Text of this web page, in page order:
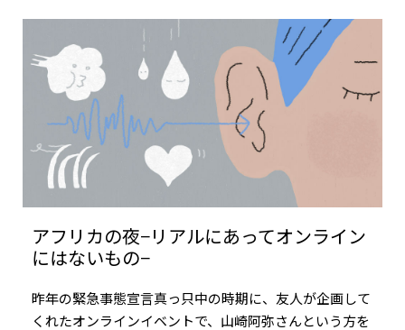
アフリカの夜−リアルにあってオンライン
にはないもの−
昨年の緊急事態宣言真っ只中の時期に、友人が企画して
くれたオンラインイベントで、山崎阿弥さんという方を